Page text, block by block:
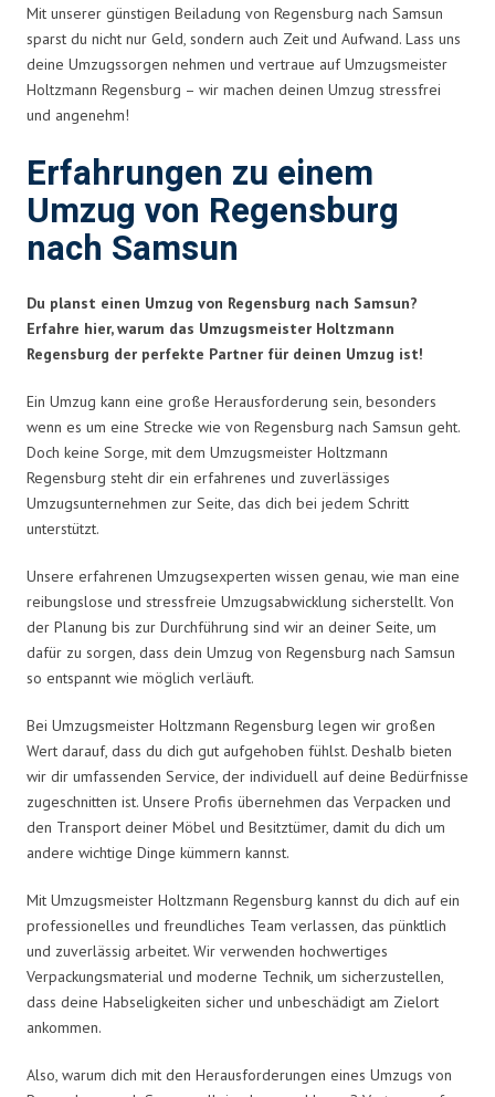
Mit unserer günstigen Beiladung von Regensburg nach Samsun
sparst du nicht nur Geld, sondern auch Zeit und Aufwand. Lass uns
deine Umzugssorgen nehmen und vertraue auf Umzugsmeister
Holtzmann Regensburg – wir machen deinen Umzug stressfrei
und angenehm!
Erfahrungen zu einem
Umzug von Regensburg
nach Samsun
Du planst einen Umzug von Regensburg nach Samsun?
Erfahre hier, warum das Umzugsmeister Holtzmann
Regensburg der perfekte Partner für deinen Umzug ist!
Ein Umzug kann eine große Herausforderung sein, besonders
wenn es um eine Strecke wie von Regensburg nach Samsun geht.
Doch keine Sorge, mit dem Umzugsmeister Holtzmann
Regensburg steht dir ein erfahrenes und zuverlässiges
Umzugsunternehmen zur Seite, das dich bei jedem Schritt
unterstützt.
Unsere erfahrenen Umzugsexperten wissen genau, wie man eine
reibungslose und stressfreie Umzugsabwicklung sicherstellt. Von
der Planung bis zur Durchführung sind wir an deiner Seite, um
dafür zu sorgen, dass dein Umzug von Regensburg nach Samsun
so entspannt wie möglich verläuft.
Bei Umzugsmeister Holtzmann Regensburg legen wir großen
Wert darauf, dass du dich gut aufgehoben fühlst. Deshalb bieten
wir dir umfassenden Service, der individuell auf deine Bedürfnisse
zugeschnitten ist. Unsere Profis übernehmen das Verpacken und
den Transport deiner Möbel und Besitztümer, damit du dich um
andere wichtige Dinge kümmern kannst.
Mit Umzugsmeister Holtzmann Regensburg kannst du dich auf ein
professionelles und freundliches Team verlassen, das pünktlich
und zuverlässig arbeitet. Wir verwenden hochwertiges
Verpackungsmaterial und moderne Technik, um sicherzustellen,
dass deine Habseligkeiten sicher und unbeschädigt am Zielort
ankommen.
Also, warum dich mit den Herausforderungen eines Umzugs von